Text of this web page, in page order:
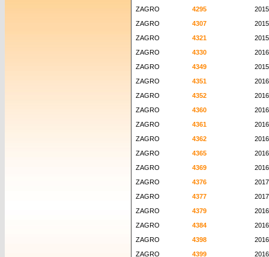
ZAGRO
4295
2015
ZAGRO
4307
2015
ZAGRO
4321
2015
ZAGRO
4330
2016
ZAGRO
4349
2015
ZAGRO
4351
2016
ZAGRO
4352
2016
ZAGRO
4360
2016
ZAGRO
4361
2016
ZAGRO
4362
2016
ZAGRO
4365
2016
ZAGRO
4369
2016
ZAGRO
4376
2017
ZAGRO
4377
2017
ZAGRO
4379
2016
ZAGRO
4384
2016
ZAGRO
4398
2016
ZAGRO
4399
2016